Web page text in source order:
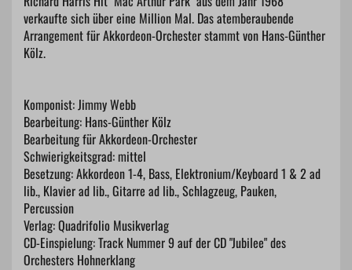
verkaufte sich über eine Million Mal. Das atemberaubende
Arrangement für Akkordeon-Orchester stammt von Hans-Günther
Kölz.
Komponist: Jimmy Webb
Bearbeitung: Hans-Günther Kölz
Bearbeitung für Akkordeon-Orchester
Schwierigkeitsgrad: mittel
Besetzung: Akkordeon 1-4, Bass, Elektronium/Keyboard 1 & 2 ad
lib., Klavier ad lib., Gitarre ad lib., Schlagzeug, Pauken,
Percussion
Verlag: Quadrifolio Musikverlag
CD-Einspielung: Track Nummer 9 auf der CD "Jubilee" des
Orchesters Hohnerklang